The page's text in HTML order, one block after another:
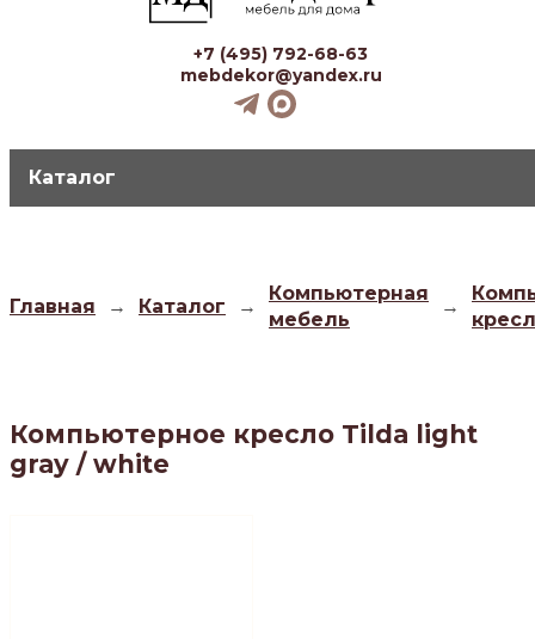
+7 (495) 792-68-63
mebdekor@yandex.ru
Каталог
Главная → Каталог →
Компьютерная
мебель
→
Компьютерное кресло Tilda light
gray / white